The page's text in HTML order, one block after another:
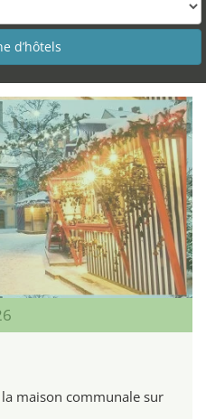
maison communale sur